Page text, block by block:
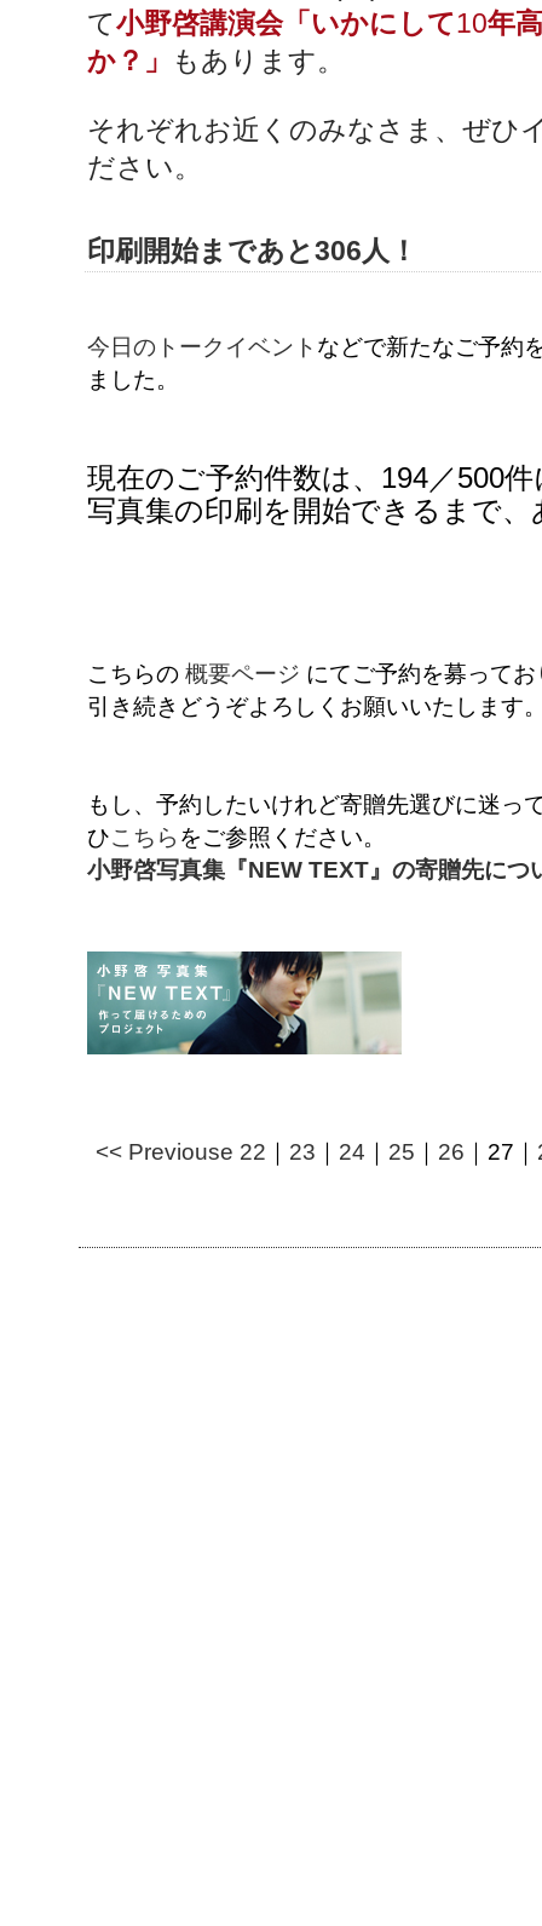
て小野啓講演会「いかにして10年
か？」
もあります。
それぞれお近くのみなさま、ぜひ
ださい。
印刷開始まであと306人！
今日のトークイベント などで新たなご予約
ました。
現在のご予約件数は、194／500
写真集の印刷を開始できるまで
こちらの 概要ページ にてご予約を募って
引き続きどうぞよろしくお願いいたします
もし、予約したいけれど寄贈先選びに迷っ
ひこちら をご参照ください。
小野啓写真集『NEW TEXT』の寄贈先につ
<< Previouse 22 ｜ 23 ｜ 24 ｜ 25 ｜ 26 ｜ 27 ｜